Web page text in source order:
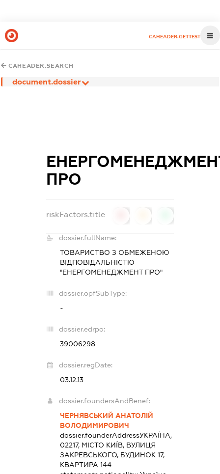
CAHEADER.GETTEST
CAHEADER.SEARCH
document.dossier
ПРО
riskFactors.title
dossier.fullName:
ТОВАРИСТВО З ОБМЕЖЕНОЮ
ВІДПОВІДАЛЬНІСТЮ
"ЕНЕРГОМЕНЕДЖМЕНТ ПРО"
dossier.opfSubType:
-
dossier.edrpo:
39006298
dossier.regDate:
03.12.13
dossier.foundersAndBenef:
ЧЕРНЯВСЬКИЙ АНАТОЛІЙ
ВОЛОДИМИРОВИЧ
dossier.founderAddressУКРАЇНА,
02217, МІСТО КИЇВ, ВУЛИЦЯ
ЗАКРЕВСЬКОГО, БУДИНОК 17,
КВАРТИРА 144